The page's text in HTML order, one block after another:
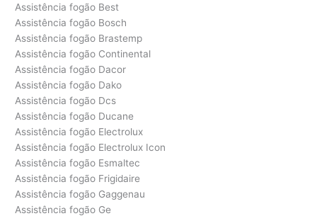
Assistência fogão Best
Assistência fogão Bosch
Assistência fogão Brastemp
Assistência fogão Continental
Assistência fogão Dacor
Assistência fogão Dako
Assistência fogão Dcs
Assistência fogão Ducane
Assistência fogão Electrolux
Assistência fogão Electrolux Icon
Assistência fogão Esmaltec
Assistência fogão Frigidaire
Assistência fogão Gaggenau
Assistência fogão Ge